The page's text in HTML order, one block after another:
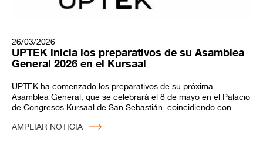
26/03/2026
UPTEK inicia los preparativos de su Asamblea
General 2026 en el Kursaal
UPTEK ha comenzado los preparativos de su próxima
Asamblea General, que se celebrará el 8 de mayo en el Palacio
de Congresos Kursaal de San Sebastián, coincidiendo con...
AMPLIAR NOTICIA